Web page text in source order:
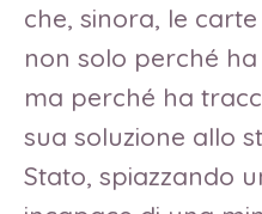
che, sinora, le
non solo perché
ma perché ha
sua soluzione allo
Stato, spiazzando